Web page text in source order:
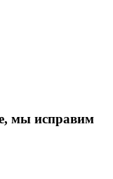
мы исправим